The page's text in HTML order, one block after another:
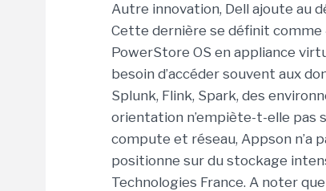
Autre innovation, Dell ajoute au
Cette dernière se définit
PowerStore OS en appliance
besoin d’accéder souvent aux
Splunk, Flink, Spark, des
orientation n’empiète-t-elle pas
compute et réseau, Appson n’a
positionne sur du stockage
Technologies France. A noter